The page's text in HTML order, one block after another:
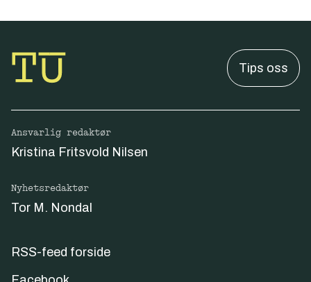
Tips oss
Ansvarlig redaktør
Kristina Fritsvold Nilsen
Nyhetsredaktør
Tor M. Nondal
RSS-feed forside